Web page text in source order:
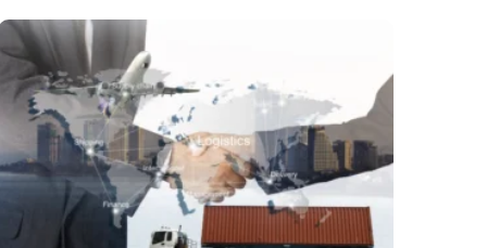
T
O
L
S
F
O
R
न
पे
टं
टिं
ग
प्र
क्रि